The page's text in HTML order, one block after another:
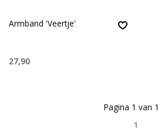
Armband 'Veertje'
27,90
1
Pagina 1 van 1